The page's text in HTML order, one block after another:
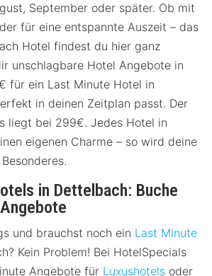
September oder später. Ob mit
für eine entspannte Auszeit – das
Hotel findest du hier ganz
unschlagbare Hotel Angebote in
für ein Last Minute Hotel in
in deinen Zeitplan passt. Der
liegt bei 299€. Jedes Hotel in
eigenen Charme – so wird deine
in Dettelbach: Buche
und brauchst noch ein Last Minute
Kein Problem! Bei HotelSpecials
Angebote für Luxushotels oder